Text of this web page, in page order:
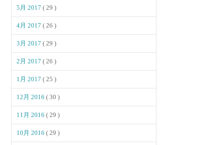
5月 2017( 29 )
4月 2017( 26 )
3月 2017( 29 )
2月 2017( 26 )
1月 2017( 25 )
12月 2016( 30 )
11月 2016( 29 )
10月 2016( 29 )